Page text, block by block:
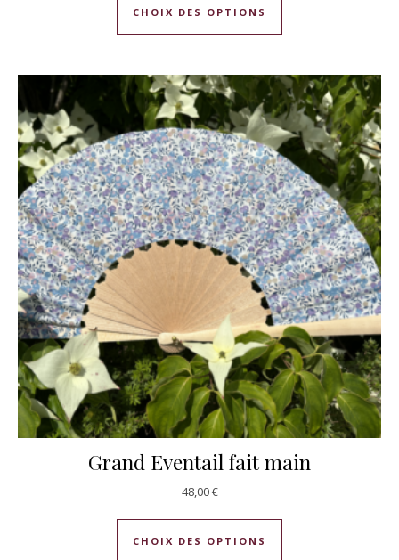
CHOIX DES OPTIONS
Grand Eventail fait main
48,00€
CHOIX DES OPTIONS
Ce produit a